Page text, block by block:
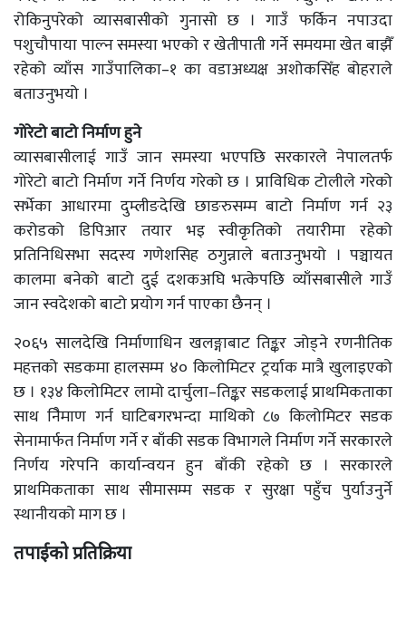
रोकिनुपरेको व्यासबासीको गुनासो छ । गाउँ फर्किन नपाउदा
पशुचौपाया पाल्न समस्या भएको र खेतीपाती गर्ने समयमा खेत बाझैँ
रहेको व्याँस गाउँपालिका–१ का वडाअध्यक्ष अशोकसिँह बोहराले
बताउनुभयो ।
गोरेटो बाटो निर्माण हुने
व्यासबासीलाई गाउँ जान समस्या भएपछि सरकारले नेपालतर्फ
गोरेटो बाटो निर्माण गर्ने निर्णय गरेको छ । प्राविधिक टोलीले गरेको
सर्भेका आधारमा दुम्लीङदेखि छाङरुसम्म बाटो निर्माण गर्न २३
करोडको डिपिआर तयार भइ स्वीकृतिको तयारीमा रहेको
प्रतिनिधिसभा सदस्य गणेशसिह ठगुन्नाले बताउनुभयो । पञ्चायत
कालमा बनेको बाटो दुई दशकअघि भत्केपछि व्याँसबासीले गाउँ
जान स्वदेशको बाटो प्रयोग गर्न पाएका छैनन् ।
२०६५ सालदेखि निर्माणाधिन खलङ्गाबाट तिङ्कर जोड्ने रणनीतिक
महत्तको सडकमा हालसम्म ४० किलोमिटर ट्रर्याक मात्रै खुलाइएको
छ । १३४ किलोमिटर लामो दार्चुला–तिङ्कर सडकलाई प्राथमिकताका
साथ निैमाण गर्न घाटिबगरभन्दा माथिको ८७ किलोमिटर सडक
सेनामार्फत निर्माण गर्ने र बाँकी सडक विभागले निर्माण गर्ने सरकारले
निर्णय गरेपनि कार्यान्वयन हुन बाँकी रहेको छ । सरकारले
प्राथमिकताका साथ सीमासम्म सडक र सुरक्षा पहुँच पुर्याउनुर्ने
स्थानीयको माग छ ।
तपाईको प्रतिक्रिया